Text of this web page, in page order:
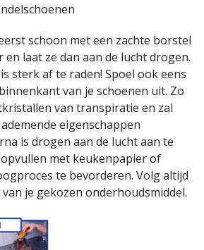
schoon met een zachte borstel
laat ze dan aan de lucht drogen.
sterk af te raden! Spoel ook eens
van je schoenen uit. Zo
van transpiratie en zal
eigenschappen
is drogen aan de lucht aan te
met keukenpapier of
te bevorderen. Volg altijd
je gekozen onderhoudsmiddel.